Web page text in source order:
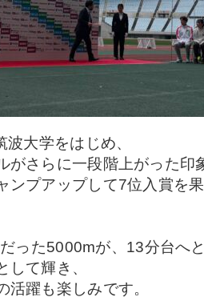
大学をはじめ、
がさらに一段階上がった印
ンプアップして7位入賞を
った5000mが、13分台へと
して輝き、
活躍も楽しみです。